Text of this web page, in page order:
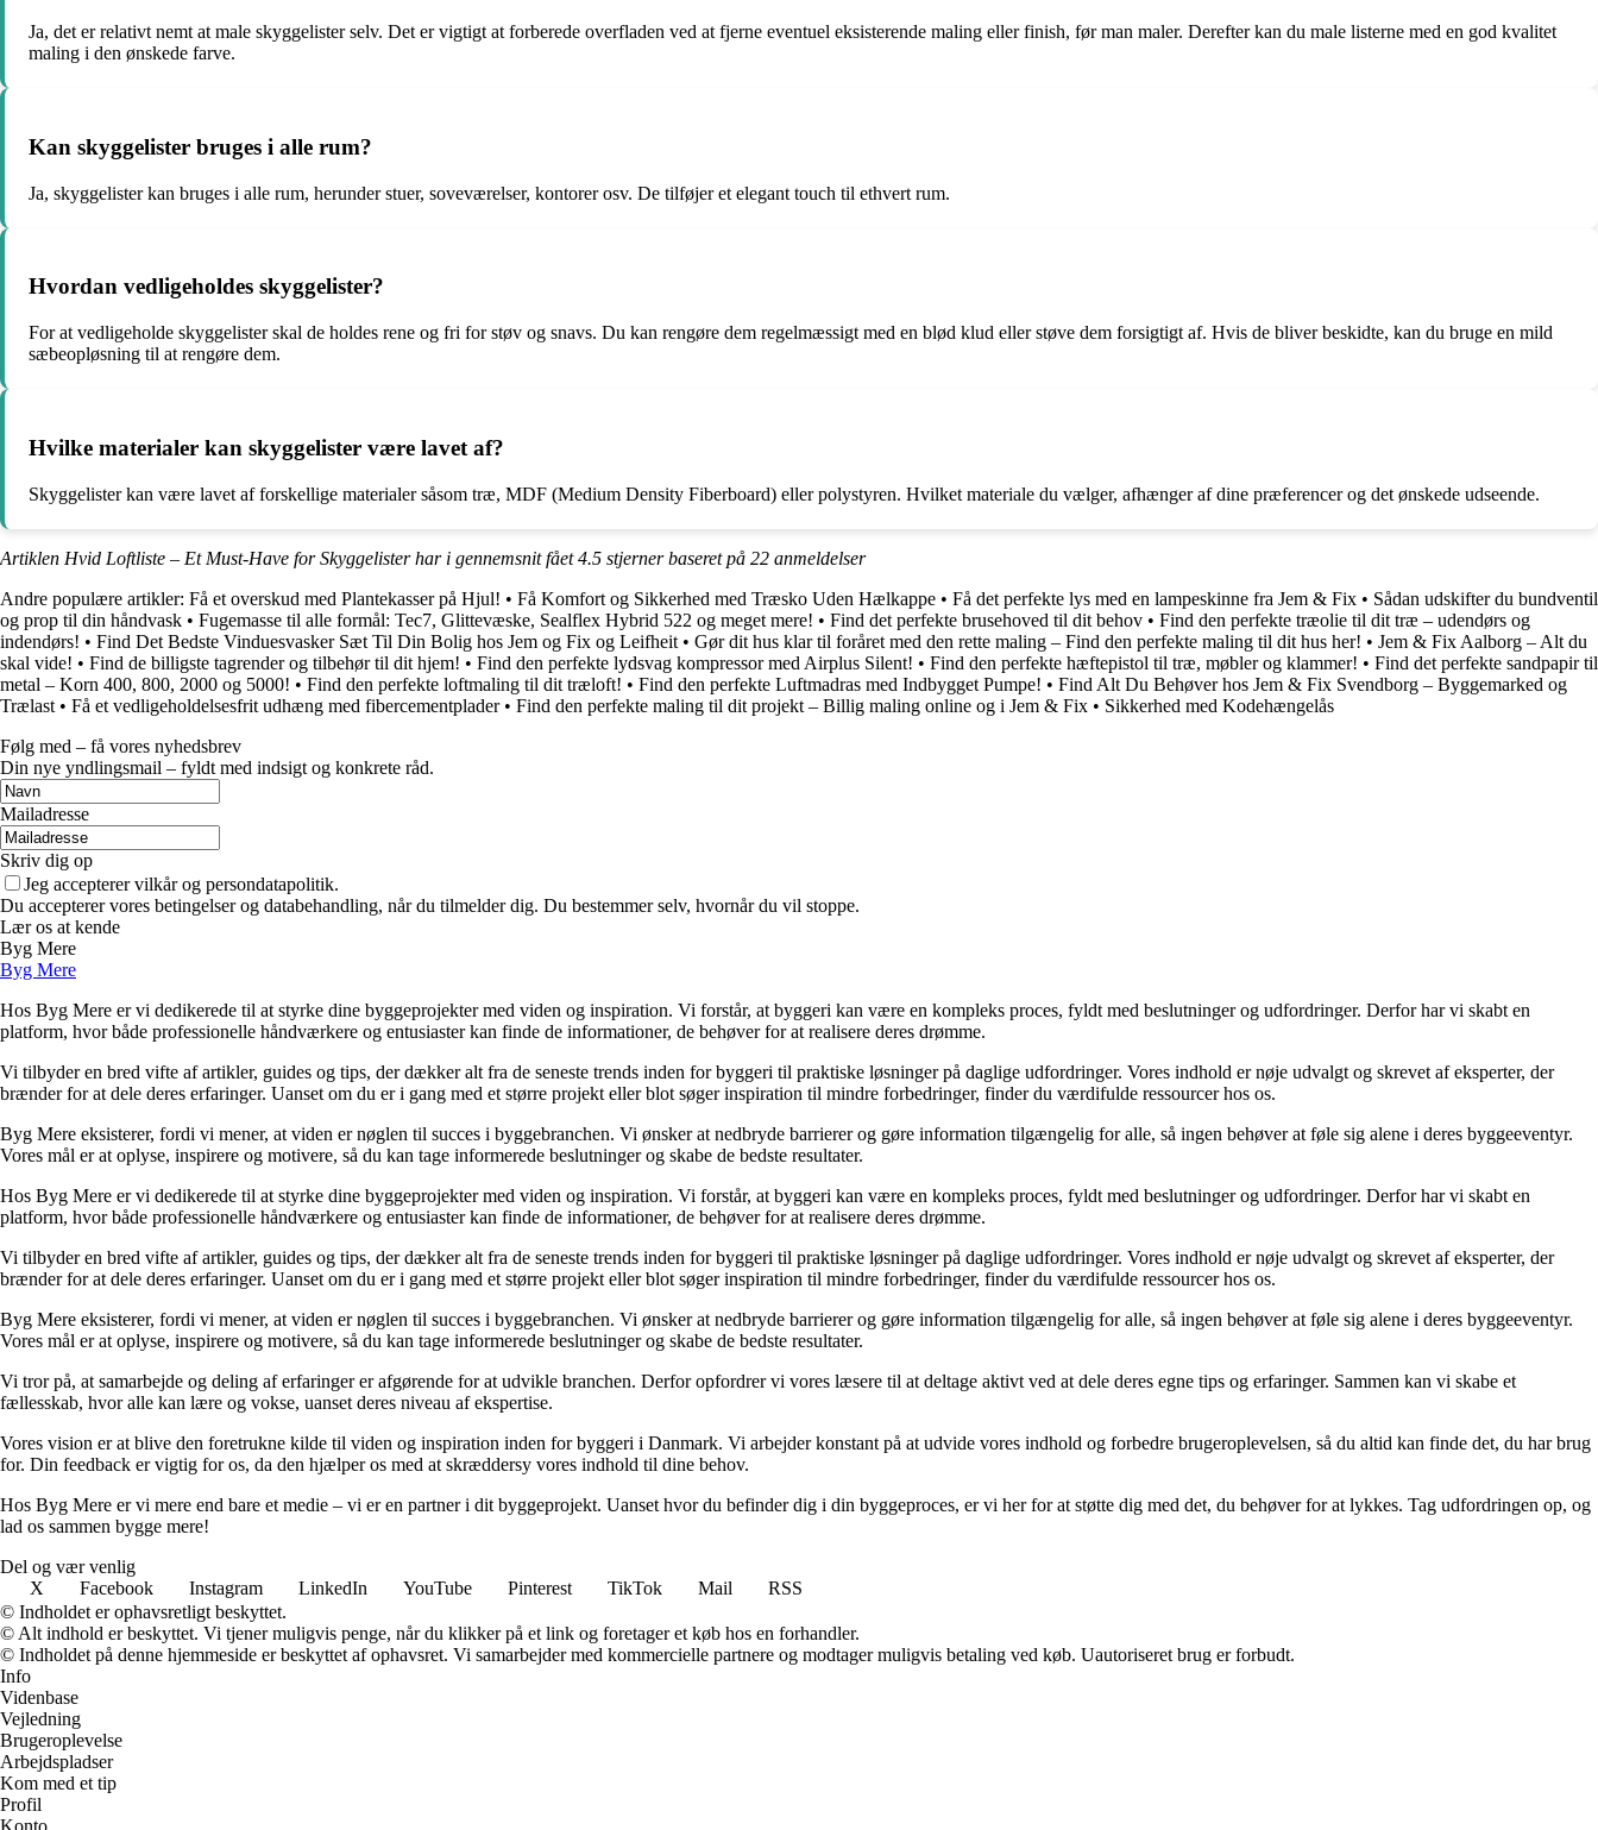
Ja, det er relativt nemt at male skyggelister selv. Det er vigtigt at forberede overfladen ved at fjerne eventuel eksisterende maling eller finish, før man maler. Derefter kan du male listerne med en god kvalitet
maling i den ønskede farve.
Kan skyggelister bruges i alle rum?
Ja, skyggelister kan bruges i alle rum, herunder stuer, soveværelser, kontorer osv. De tilføjer et elegant touch til ethvert rum.
Hvordan vedligeholdes skyggelister?
For at vedligeholde skyggelister skal de holdes rene og fri for støv og snavs. Du kan rengøre dem regelmæssigt med en blød klud eller støve dem forsigtigt af. Hvis de bliver beskidte, kan du bruge en mild
sæbeopløsning til at rengøre dem.
Hvilke materialer kan skyggelister være lavet af?
Skyggelister kan være lavet af forskellige materialer såsom træ, MDF (Medium Density Fiberboard) eller polystyren. Hvilket materiale du vælger, afhænger af dine præferencer og det ønskede udseende.
Artiklen Hvid Loftliste – Et Must-Have for Skyggelister har i gennemsnit fået4.5 stjerner baseret på 22 anmeldelser
Andre populære artikler: Få et overskud med Plantekasser på Hjul! • Få Komfort og Sikkerhed med Træsko Uden Hælkappe • Få det perfekte lys med en lampeskinne fra Jem & Fix • Sådan udskifter du bundventil
og prop til din håndvask • Fugemasse til alle formål: Tec7, Glittevæske, Sealflex Hybrid 522 og meget mere! • Find det perfekte brusehoved til dit behov • Find den perfekte træolie til dit træ – udendørs og
indendørs! • Find Det Bedste Vinduesvasker Sæt Til Din Bolig hos Jem og Fix og Leifheit • Gør dit hus klar til foråret med den rette maling – Find den perfekte maling til dit hus her! • Jem & Fix Aalborg – Alt du
skal vide! • Find de billigste tagrender og tilbehør til dit hjem! • Find den perfekte lydsvag kompressor med Airplus Silent! • Find den perfekte hæftepistol til træ, møbler og klammer! • Find det perfekte sandpapir til
metal – Korn 400, 800, 2000 og 5000! • Find den perfekte loftmaling til dit træloft! • Find den perfekte Luftmadras med Indbygget Pumpe! • Find Alt Du Behøver hos Jem & Fix Svendborg – Byggemarked og
Trælast • Få et vedligeholdelsesfrit udhæng med fibercementplader• Find den perfekte maling til dit projekt – Billig maling online og i Jem & Fix • Sikkerhed med Kodehængelås
Følg med – få vores nyhedsbrev
Din nye yndlingsmail – fyldt med indsigt og konkrete råd.
Mailadresse
Skriv dig op
Jeg accepterer vilkår og persondatapolitik.
Du accepterer vores betingelser og databehandling, når du tilmelder dig. Du bestemmer selv, hvornår du vil stoppe.
Lær os at kende
Byg Mere
Byg Mere
Hos Byg Mere er vi dedikerede til at styrke dine byggeprojekter med viden og inspiration. Vi forstår, at byggeri kan være en kompleks proces, fyldt med beslutninger og udfordringer. Derfor har vi skabt en
platform, hvor både professionelle håndværkere og entusiaster kan finde de informationer, de behøver for at realisere deres drømme.
Vi tilbyder en bred vifte af artikler, guides og tips, der dækker alt fra de seneste trends inden for byggeri til praktiske løsninger på daglige udfordringer. Vores indhold er nøje udvalgt og skrevet af eksperter, der
brænder for at dele deres erfaringer. Uanset om du er i gang med et større projekt eller blot søger inspiration til mindre forbedringer, finder du værdifulde ressourcer hos os.
Byg Mere eksisterer, fordi vi mener, at viden er nøglen til succes i byggebranchen. Vi ønsker at nedbryde barrierer og gøre information tilgængelig for alle, så ingen behøver at føle sig alene i deres byggeeventyr.
Vores mål er at oplyse, inspirere og motivere, så du kan tage informerede beslutninger og skabe de bedste resultater.
Hos Byg Mere er vi dedikerede til at styrke dine byggeprojekter med viden og inspiration. Vi forstår, at byggeri kan være en kompleks proces, fyldt med beslutninger og udfordringer. Derfor har vi skabt en
platform, hvor både professionelle håndværkere og entusiaster kan finde de informationer, de behøver for at realisere deres drømme.
Vi tilbyder en bred vifte af artikler, guides og tips, der dækker alt fra de seneste trends inden for byggeri til praktiske løsninger på daglige udfordringer. Vores indhold er nøje udvalgt og skrevet af eksperter, der
brænder for at dele deres erfaringer. Uanset om du er i gang med et større projekt eller blot søger inspiration til mindre forbedringer, finder du værdifulde ressourcer hos os.
Byg Mere eksisterer, fordi vi mener, at viden er nøglen til succes i byggebranchen. Vi ønsker at nedbryde barrierer og gøre information tilgængelig for alle, så ingen behøver at føle sig alene i deres byggeeventyr.
Vores mål er at oplyse, inspirere og motivere, så du kan tage informerede beslutninger og skabe de bedste resultater.
Vi tror på, at samarbejde og deling af erfaringer er afgørende for at udvikle branchen. Derfor opfordrer vi vores læsere til at deltage aktivt ved at dele deres egne tips og erfaringer. Sammen kan vi skabe et
fællesskab, hvor alle kan lære og vokse, uanset deres niveau af ekspertise.
Vores vision er at blive den foretrukne kilde til viden og inspiration inden for byggeri i Danmark. Vi arbejder konstant på at udvide vores indhold og forbedre brugeroplevelsen, så du altid kan finde det, du har brug
for. Din feedback er vigtig for os, da den hjælper os med at skræddersy vores indhold til dine behov.
Hos Byg Mere er vi mere end bare et medie – vi er en partner i dit byggeprojekt. Uanset hvor du befinder dig i din byggeproces, er vi her for at støtte dig med det, du behøver for at lykkes. Tag udfordringen op, og
lad os sammen bygge mere!
Del og vær venlig
X
Facebook Instagram LinkedIn YouTube Pinterest TikTok Mail
RSS
© Indholdet er ophavsretligt beskyttet.
© Alt indhold er beskyttet. Vi tjener muligvis penge, når du klikker på et link og foretager et køb hos en forhandler.
© Indholdet på denne hjemmeside er beskyttet af ophavsret. Vi samarbejder med kommercielle partnere og modtager muligvis betaling ved køb. Uautoriseret brug er forbudt.
Info
Videnbase
Vejledning
Brugeroplevelse
Arbejdspladser
Kom med et tip
Profil
Konto